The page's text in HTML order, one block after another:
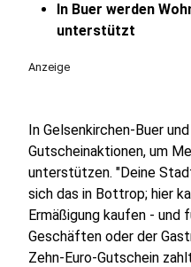
In Buer werden
unterstützt
Anzeige
In Gelsenkirchen-Buer
Gutscheinaktionen, um
unterstützen. "Deine
sich das in Bottrop; hier
Ermäßigung kaufen - und
Geschäften oder der
Zehn-Euro-Gutschein